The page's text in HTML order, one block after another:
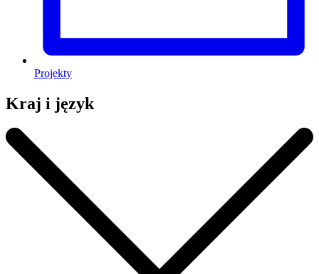
Projekty
Kraj i język